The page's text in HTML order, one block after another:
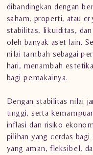
dibandingkan dengan
saham, properti, atau
stabilitas, likuiditas,
oleh banyak aset lain.
nilai tambah sebagai
hari, menambah
bagi pemakainya.
Dengan stabilitas nilai
tinggi, serta
inflasi dan risiko
pilihan yang cerdas
yang aman, fleksibel,